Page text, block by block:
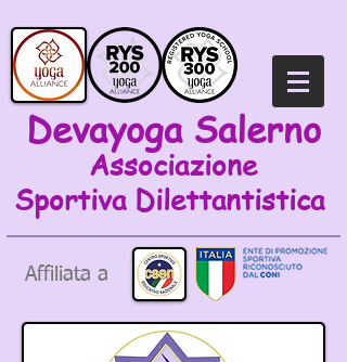
Devayoga Salerno
Associazione
Sportiva Dilettantistica
Affiliata a